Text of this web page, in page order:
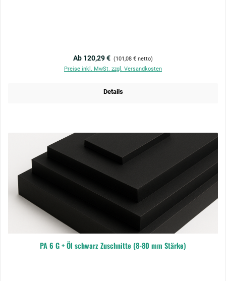
Regulärer Preis:
Ab 120,29 € (101,08 € netto)
Preise inkl. MwSt. zzgl. Versandkosten
Details
PA 6 G + Öl schwarz Zuschnitte (8-80 mm Stärke)